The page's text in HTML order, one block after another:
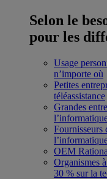
Selon le
pour les
Usage
n’importe où
Petites
téléassistance
Grandes
Fournisseurs
OEM
Organismes
30 % sur la